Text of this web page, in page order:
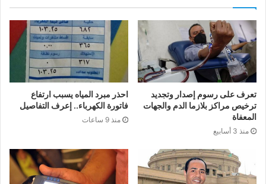
تعرف على رسوم إصدار وتجديد
ترخيص مراكز بلازما الدم والجهات
المعفاة
منذ 3 أسابيع
احذر مبرد المياه يسبب ارتفاع
فاتورة الكهرباء.. إعرف التفاصيل
منذ 9 ساعات